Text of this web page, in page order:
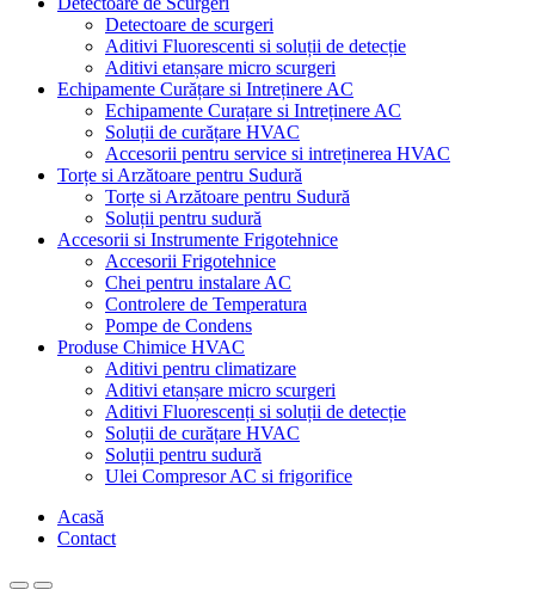
Detectoare de scurgeri
Aditivi Fluorescenti si soluții de detecție
Aditivi etanșare micro scurgeri
Echipamente Curățare si Intreținere AC
Echipamente Curațare si Intreținere AC
Soluții de curățare HVAC
Accesorii pentru service si intreținerea HVAC
Torțe si Arzătoare pentru Sudură
Torțe si Arzătoare pentru Sudură
Soluții pentru sudură
Accesorii si Instrumente Frigotehnice
Accesorii Frigotehnice
Chei pentru instalare AC
Controlere de Temperatura
Pompe de Condens
Produse Chimice HVAC
Aditivi pentru climatizare
Aditivi etanșare micro scurgeri
Aditivi Fluorescenți si soluții de detecție
Soluții de curățare HVAC
Soluții pentru sudură
Ulei Compresor AC si frigorifice
Acasă
Contact